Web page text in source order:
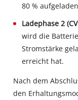
80 %
Ladephase 2
wird die
Stromstärke
erreicht hat.
Nach dem
den